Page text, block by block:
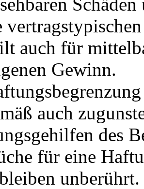
auch für
Gewinn.
auch
des
für eine
unberührt.